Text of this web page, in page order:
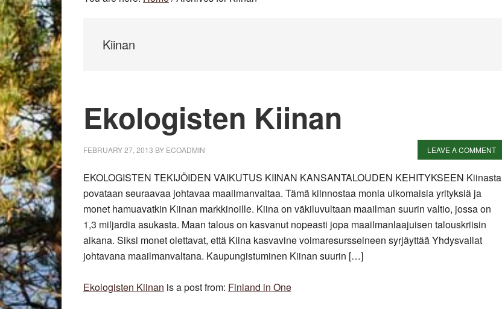
Kiinan
Ekologisten Kiinan
FEBRUARY 27, 2013 BY ECOADMIN LEAVE A COMMENT
EKOLOGISTEN TEKIJÖIDEN VAIKUTUS KIINAN KANSANTALOUDEN KEHITYKSEEN Kiinasta
povataan seuraavaa johtavaa maailmanvaltaa. Tämä kiinnostaa monia ulkomaisia yrityksiä ja
monet hamuavatkin Kiinan markkinoille. Kiina on väkiluvultaan maailman suurin valtio, jossa on
1,3 miljardia asukasta. Maan talous on kasvanut nopeasti jopa maailmanlaajuisen talouskriisin
aikana. Siksi monet olettavat, että Kiina kasvavine voimaresursseineen syrjäyttää Yhdysvallat
johtavana maailmanvaltana. Kaupungistuminen Kiinan suurin […]
Ekologisten Kiinan is a post from: Finland in One